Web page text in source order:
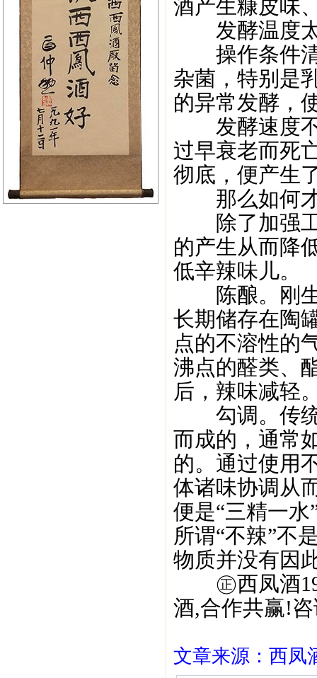
酒产生糠皮味
发酵温度
操作条件清
杂菌，特别是
的异常发酵，
发酵速度不
过早衰老而死
彻底，便产生
那么如何才
除了加强工
的产生从而降
低辛辣味儿。
陈酿。刚生
长期储存在陶
点的不溶性的
沸点的醛类、
后，辣味减轻
勾调。传统
而成的，通常
的。通过使用
体诸味协调从
便是“三精一
所谓“不辣”不
物质并没有因
㊣西凤酒
酒,合作共赢!咨
文章来源：西凤